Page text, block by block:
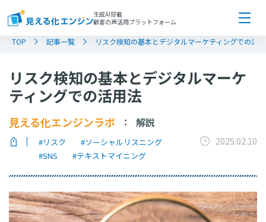
生成AI搭載
顧客の声活用プラットフォーム
TOP 記事一覧 リスク検知の基本とデジタルマーケティングでの活
リスク検知の基本とデジタルマーケ
ティングでの活用法
見える化エンジンラボ ： 解説
#リスク
#ソーシャルリスニング
#SNS
#テキストマイニング
2025.02.10